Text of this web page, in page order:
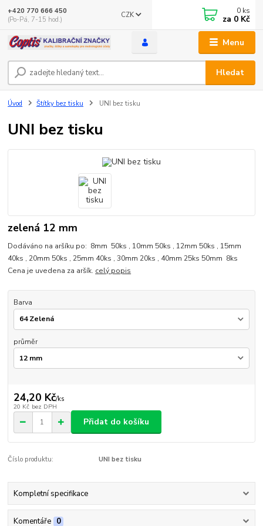
Menu
CZK
Hledat
+420 770 666 450
(Po-Pá, 7-15 hod.)
0 ks
za 0 Kč
Úvod Štítky bez tisku UNI bez tisku
UNI bez tisku
zelená 12 mm
Dodáváno na aršíku po: 8mm 50ks , 10mm 50ks , 12mm 50ks , 15mm
40ks , 20mm 50ks , 25mm 40ks , 30mm 20ks , 40mm 25ks 50mm 8ks
Cena je uvedena za aršík. celý popis
Barva
průměr
24,20 Kč/ks
20 Kč bez DPH
Přidat do košíku
Číslo produktu: UNI bez tisku
Kompletní specifikace
Komentáře 0